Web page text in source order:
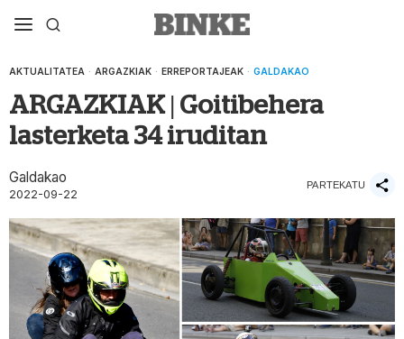
AKTUALITATEA · ARGAZKIAK · ERREPORTAJEAK · GALDAKAO
ARGAZKIAK | Goitibehera
lasterketa 34 iruditan
Galdakao
2022-09-22
PARTEKATU